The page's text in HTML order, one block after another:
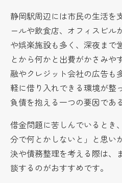
静岡駅周辺には市民の生活を
ールや飲食店、オフィスビル
や娯楽施設も多く、深夜まで
とから何かと出費がかさみや
融やクレジット会社の広告も
軽に借り入れできる環境が整
負債を抱える一つの要因であ
借金問題に苦しんでいるとき
分で何とかしないと」と思い
決や債務整理を考える際は、
談するのがおすすめです。